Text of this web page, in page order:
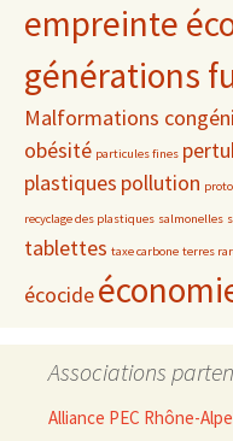
empreinte
générations
Malformations
obésité particules fines
plastiques pollution
recyclage des plastiques salmonelles
tablettes taxe carbone terres
écocide
Associations
Alliance PEC Rhône-